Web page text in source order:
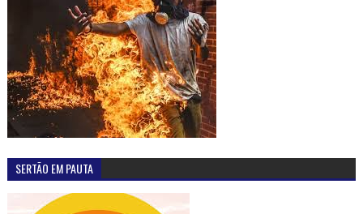
SERTÃO EM PAUTA